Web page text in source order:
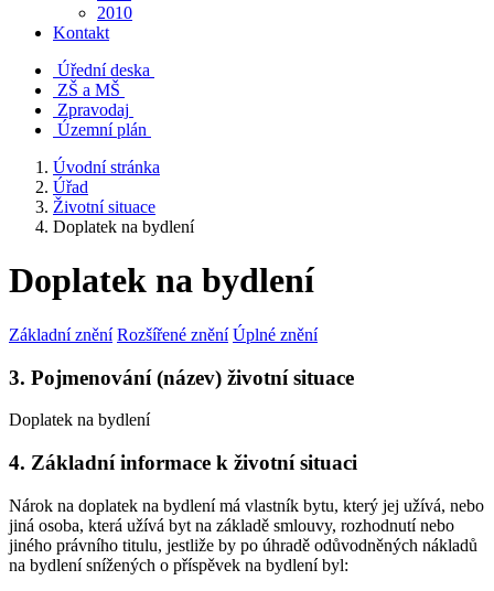
2010
Kontakt
Úřední deska
ZŠ a MŠ
Zpravodaj
Územní plán
Úvodní stránka
Úřad
Životní situace
Doplatek na bydlení
Doplatek na bydlení
Základní znění Rozšířené znění Úplné znění
3. Pojmenování (název) životní situace
Doplatek na bydlení
4. Základní informace k životní situaci
Nárok na doplatek na bydlení má vlastník bytu, který jej užívá, nebo
jiná osoba, která užívá byt na základě smlouvy, rozhodnutí nebo
jiného právního titulu, jestliže by po úhradě odůvodněných nákladů
na bydlení snížených o příspěvek na bydlení byl: